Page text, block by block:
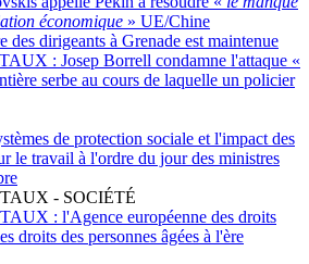
économique » UE/Chine
des dirigeants à Grenade est maintenue
: Josep Borrell condamne l'attaque «
serbe au cours de laquelle un policier
de protection sociale et l'impact des
le travail à l'ordre du jour des ministres
- SOCIÉTÉ
: l'Agence européenne des droits
droits des personnes âgées à l'ère